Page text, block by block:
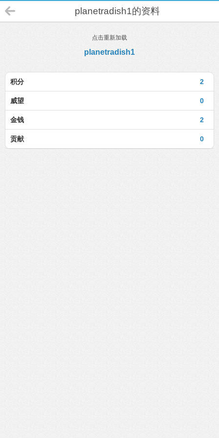
planetradish1的资料
点击重新加载
planetradish1
2
积分
0
威望
2
金钱
0
贡献